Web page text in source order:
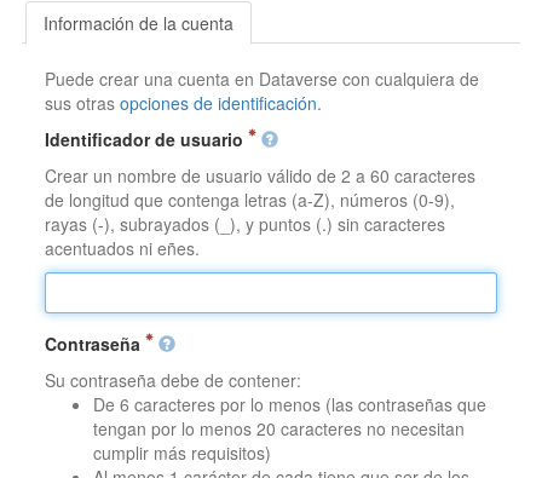
Información de la cuenta
Puede crear una cuenta en Dataverse con cualquiera de
sus otrasopciones de identificación.
Identificador de usuario
Crear un nombre de usuario válido de 2 a 60 caracteres
de longitud que contenga letras (a-Z), números (0-9),
rayas (-), subrayados (_), y puntos (.) sin caracteres
acentuados ni eñes.
Contraseña
Su contraseña debe de contener:
De 6 caracteres por lo menos (las contraseñas que
tengan por lo menos 20 caracteres no necesitan
cumplir más requisitos)